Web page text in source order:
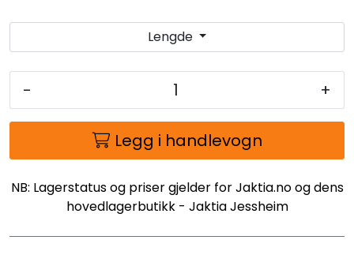
Lengde
- +
Legg i handlevogn
NB: Lagerstatus og priser gjelder for Jaktia.no og dens
hovedlagerbutikk - Jaktia Jessheim